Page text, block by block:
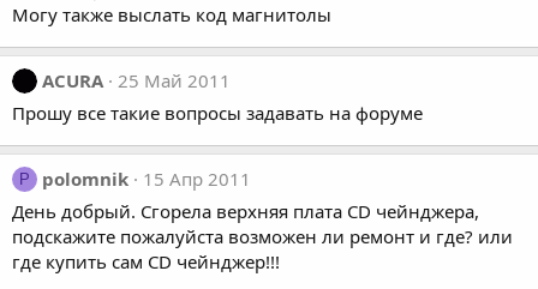
Могу также выслать код магнитолы
ACURA 25 Май 2011
Прошу все такие вопросы задавать на форуме
P polomnik
15 Апр 2011
День добрый. Сгорела верхняя плата CD чейнджера,
подскажите пожалуйста возможен ли ремонт и где? или
где купить сам CD чейнджер!!!